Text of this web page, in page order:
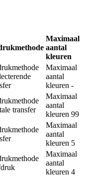
Maximaal
aantal
kleuren
Maximaal
aantal
kleuren -
transfer
Maximaal
aantal
kleuren 99
Maximaal
aantal
kleuren 5
Maximaal
aantal
kleuren 4